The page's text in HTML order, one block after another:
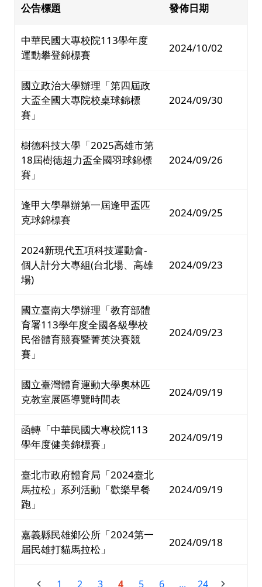
公告標題 發佈日期
中華民國大專校院113學年度
運動攀登錦標賽
2024/10/02
國立政治大學辦理「第四屆政
大盃全國大專院校桌球錦標
賽」
2024/09/30
樹德科技大學「2025高雄市第
18屆樹德超力盃全國羽球錦標
賽」
2024/09/26
逢甲大學舉辦第一屆逢甲盃匹
克球錦標賽
2024/09/25
2024新現代五項科技運動會-
個人計分大專組(台北場、高雄
場)
2024/09/23
國立臺南大學辦理「教育部體
育署113學年度全國各級學校
民俗體育競賽暨菁英決賽競
賽」
2024/09/23
國立臺灣體育運動大學奧林匹
克教室展區導覽時間表
2024/09/19
函轉「中華民國大專校院113
學年度健美錦標賽」
2024/09/19
臺北市政府體育局「2024臺北
馬拉松」系列活動「歡樂早餐
跑」
2024/09/19
嘉義縣民雄鄉公所「2024第一
屆民雄打貓馬拉松」
2024/09/18
1 2 3 4 5 6 ... 24